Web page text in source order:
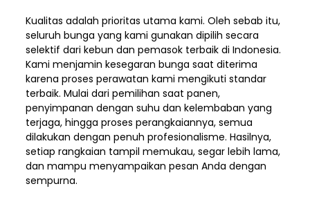
Kualitas adalah prioritas utama kami. Oleh sebab itu,
seluruh bunga yang kami gunakan dipilih secara
selektif dari kebun dan pemasok terbaik di Indonesia.
Kami menjamin kesegaran bunga saat diterima
karena proses perawatan kami mengikuti standar
terbaik. Mulai dari pemilihan saat panen,
penyimpanan dengan suhu dan kelembaban yang
terjaga, hingga proses perangkaiannya, semua
dilakukan dengan penuh profesionalisme. Hasilnya,
setiap rangkaian tampil memukau, segar lebih lama,
dan mampu menyampaikan pesan Anda dengan
sempurna.